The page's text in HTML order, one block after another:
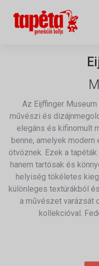
Az Eijffinger
művészi és
elegáns és kifinomult
benne, amelyek
ötvöznek. Ezek a
hanem tartósak és
helyiség tökéletes
különleges textúrákból
a művészet varázsát
kollekcióval.